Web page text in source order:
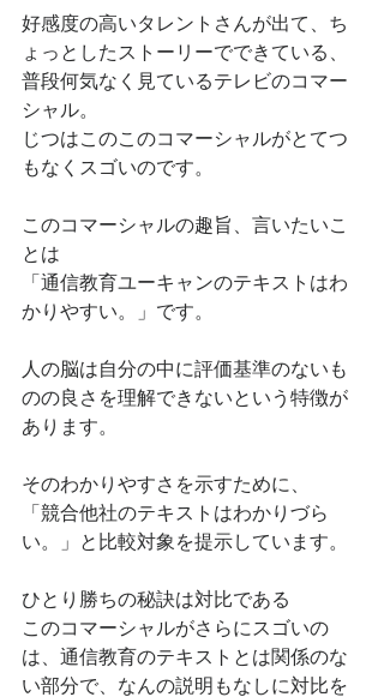
好感度の高いタレントさんが出て、ち
ょっとしたストーリーでできている、
普段何気なく見ているテレビのコマー
シャル。
じつはこのこのコマーシャルがとてつ
もなくスゴいのです。
このコマーシャルの趣旨、言いたいこ
とは
「通信教育ユーキャンのテキストはわ
かりやすい。」です。
人の脳は自分の中に評価基準のないも
のの良さを理解できないという特徴が
あります。
そのわかりやすさを示すために、
「競合他社のテキストはわかりづら
い。」と比較対象を提示しています。
ひとり勝ちの秘訣は対比である
このコマーシャルがさらにスゴいの
は、通信教育のテキストとは関係のな
い部分で、なんの説明もなしに対比を